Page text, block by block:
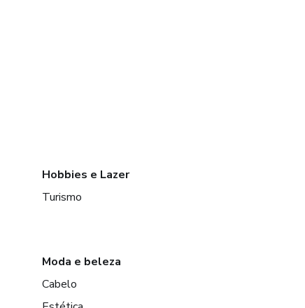
Hobbies e Lazer
Turismo
Moda e beleza
Cabelo